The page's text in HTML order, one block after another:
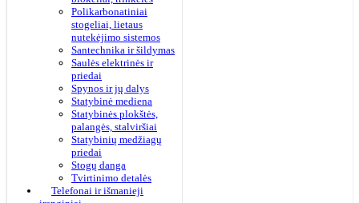
Polikarbonatiniai
stogeliai, lietaus
nutekėjimo sistemos
Santechnika ir šildymas
Saulės elektrinės ir
priedai
Spynos ir jų dalys
Statybinė mediena
Statybinės plokštės,
palangės, stalviršiai
Statybinių medžiagų
priedai
Stogų danga
Tvirtinimo detalės
Telefonai ir išmanieji